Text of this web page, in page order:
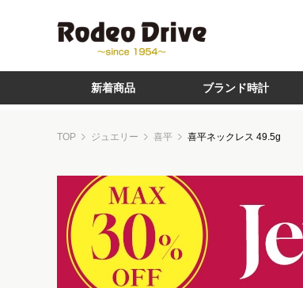
新着商品 ブランド時計
TOP ジュエリー 喜平 喜平ネックレス 49.5g